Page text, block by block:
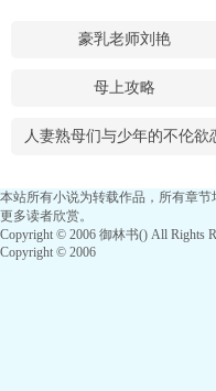
豪乳老师刘艳
母上攻略
人妻熟母们与少年的不伦欲
本站所有小说为转载作品，所有章
更多读者欣赏。
Copyright © 2006 御林书() All Rights
Copyright © 2006